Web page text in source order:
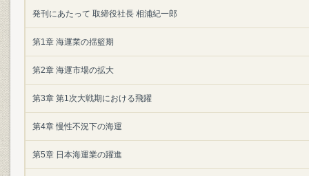
発刊にあたって 取締役社長 相浦紀一郎
第1章 海運業の揺籃期
第2章 海運市場の拡大
第3章 第1次大戦期における飛躍
第4章 慢性不況下の海運
第5章 日本海運業の躍進